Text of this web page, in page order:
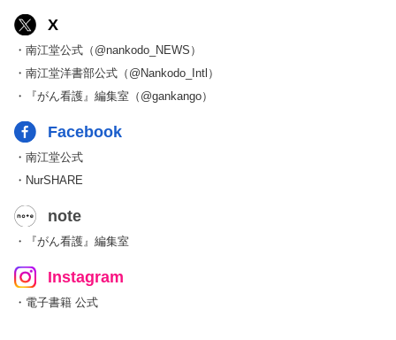
X
・南江堂公式（@nankodo_NEWS）
・南江堂洋書部公式（@Nankodo_Intl）
・『がん看護』編集室（@gankango）
Facebook
・南江堂公式
・NurSHARE
note
・『がん看護』編集室
Instagram
・電子書籍 公式